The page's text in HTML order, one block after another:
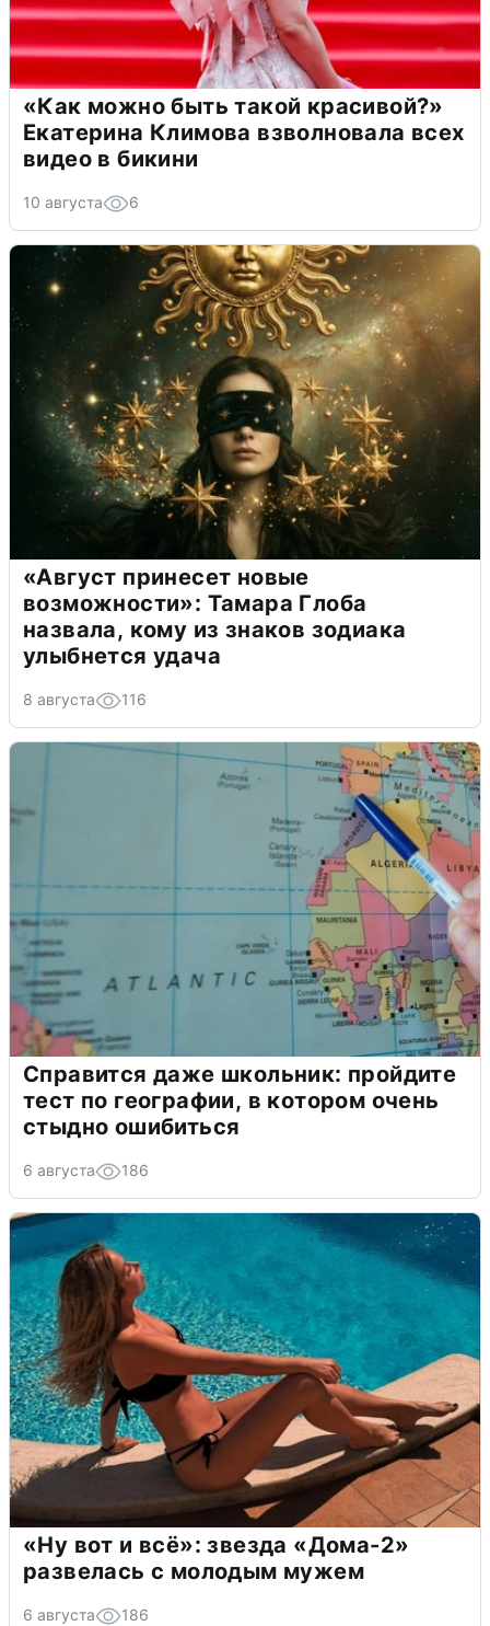
«Как можно быть такой красивой?»
Екатерина Климова взволновала всех
видео в бикини
10 августа 6
«Август принесет новые
возможности»: Тамара Глоба
назвала, кому из знаков зодиака
улыбнется удача
8 августа 116
Справится даже школьник: пройдите
тест по географии, в котором очень
стыдно ошибиться
6 августа 186
«Ну вот и всё»: звезда «Дома-2»
развелась с молодым мужем
6 августа 186